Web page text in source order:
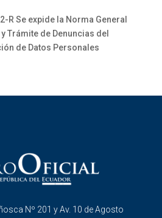
R Se expide la Norma General
Trámite de Denuncias del
de Datos Personales
Nº 201 y Av. 10 de Agosto